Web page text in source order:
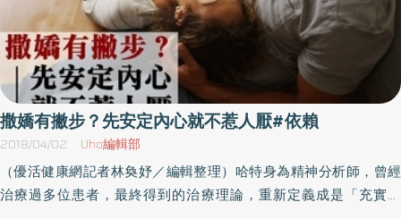
挫。「以你在心畫中回溯到那個一、兩歲的傷為例，當依賴的需求
得不到回應，甚至逼得你鬧情緒發脾氣了，但這憤怒仍然無法被父
母接受，結果就是這孩子內在世界的分裂。「因為我們會把對父母
忽視我們的憤怒，轉過頭來壓抑自己對他人的需求，長大後，我們
會不自覺的在心裡對『想要依賴他人的自己』發動攻擊。」「你是
說攻擊自己嗎？」易晴再度一臉詫異。「是，原本是幫助我們適應
外境生存下來的內心保護系統，開始轉為心理學家所說的『內心原
魔系統』——就像在心裡有個魔鬼一直跟你說：『依賴是不應該的，
依賴是可恥的，依賴是痛苦的』，他不斷把這種暴露自己脆弱的依
嫉妒（malicious envy），則是出現敵意動機，要把比較對象拉下
來，是一種對比的、向下的比較。不用擔心，我不是建議讀者從此
關掉你的臉書，但「暫時」離開臉書七天，真的可以讓你耳目一
新！張醫師的小叮嚀：如何減少依賴網路社群，並重新對話？ 讓社
群媒體成為你人際關係的一部分，而不是全部；是幫友誼加分的工
具，而不是逃避互動的藉口。 花在與親友真實互動的時間，建議多
於與網友互動。 寧可一次看臉書看個夠，別三不五時查看臉書最新
動態，能降低憂鬱風險。 禁用臉書一週：你會有更好的生活滿意
度，以及正向情緒，特別是中度至重度的臉書使用者。 青少年應遵
是維生素和礦物質，其中最重要的就是鐵質（見第七十五頁圖表
4）。熱量代謝的最終階段需要鐵質，即便之前所有階段的代謝都正
常，最後若是鐵質不足，代謝還是會停止，自然無法製造出足夠的
熱量供人體使用。也就是說，身體一旦缺鐵，粒腺體就不能正常運
作，無法順利製造熱量。代謝失調，改以糖解作用製造熱量︱所以
你戒不了糖在這之後，身體就會開始啟動另一個不同（但也最原
始）的熱量代謝迴路：「糖解作用」（Glycolysis）。這種代謝不使
用氧氣，也不需要粒腺體，而是在「細胞質」進行代謝。糖解作用
儘管不需要維生素或礦物質輔助，但是非常沒有效率，不但會使身
撒嬌有撇步？先安定內心就不惹人厭#依賴
2018/04/02 Uho編輯部
（優活健康網記者林奐妤／編輯整理）哈特身為精神分析師，曾經
治療過多位患者，最終得到的治療理論，重新定義成是「充實自